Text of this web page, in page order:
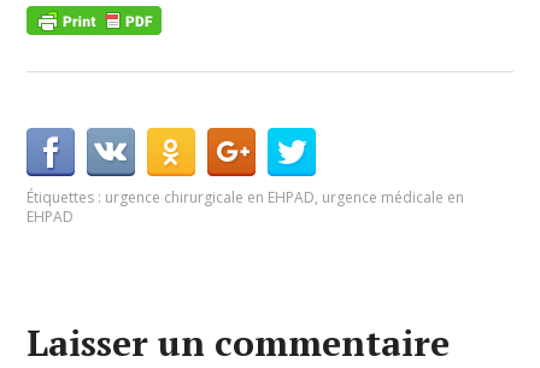
Étiquettes : urgence chirurgicale en EHPAD, urgence médicale en
EHPAD
Laisser un commentaire